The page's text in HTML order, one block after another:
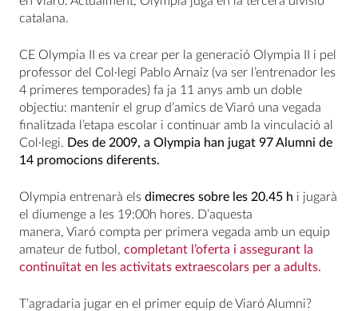
catalana.
CE Olympia II es va crear per la generació Olympia II i pel
professor del Col·legi Pablo Arnaiz (va ser l’entrenador les
4 primeres temporades) fa ja 11 anys amb un doble
objectiu: mantenir el grup d’amics de Viaró una vegada
finalitzada l’etapa escolar i continuar amb la vinculació al
Col·legi. Des de 2009, a Olympia han jugat 97 Alumni de
14 promocions diferents.
Olympia entrenarà els dimecres sobre les 20.45 h i jugarà
el diumenge a les 19:00h hores. D’aquesta
manera, Viaró compta per primera vegada amb un equip
amateur de futbol, completant l’oferta i assegurant la
continuïtat en les activitats extraescolars per a adults.
T’agradaria jugar en el primer equip de Viaró Alumni?